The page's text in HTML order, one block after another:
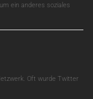
ein anderes soziales
Oft wurde Twitter